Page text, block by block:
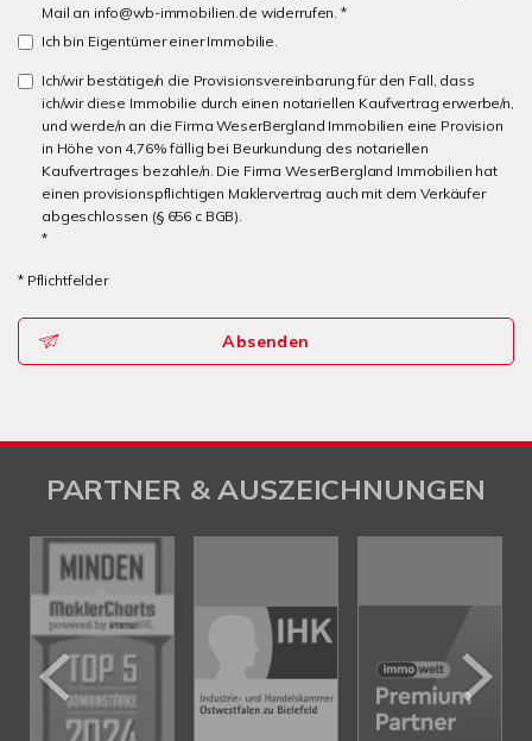
Mail an info@wb-immobilien.de widerrufen. *
Ich bin Eigentümer einer Immobilie.
Ich/wir bestätige/n die Provisionsvereinbarung für den Fall, dass
ich/wir diese Immobilie durch einen notariellen Kaufvertrag erwerbe/n,
und werde/n an die Firma WeserBergland Immobilien eine Provision
in Höhe von 4,76% fällig bei Beurkundung des notariellen
Kaufvertrages bezahle/n. Die Firma WeserBergland Immobilien hat
einen provisionspflichtigen Maklervertrag auch mit dem Verkäufer
abgeschlossen (§ 656 c BGB).
*
* Pflichtfelder
Absenden
PARTNER & AUSZEICHNUNGEN